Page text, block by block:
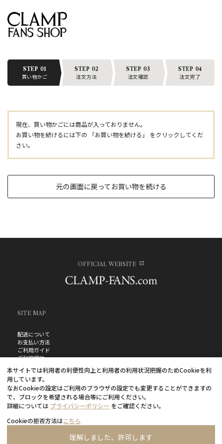
STEP 01
買い物かご
STEP 02
注文方法
STEP 03
注文確認
STEP 04
注文完了
現在、買い物かごには商品が入っておりません。
お買い物を続けるには下の 「お買い物を続ける」 をクリックしてくだ
さい。
元の画面に戻ってお買い物を続ける
OFFICIAL WEBSITE
SITE MAP
配送について
お支払い方法
ご利用ガイド
ご利用規約
プライバシーポリシー
よくあるご質問
特定商取引法に基づく表記
©CLAMP・ShigatsuTsuitachi CO.,LTD.
本サイトでは利用者の利便性向上と利用者の利用状況把握のためCookieを利
用しています。
なおCookieの設定はご利用のブラウザの設定でも変更することができますの
で、ブロックを希望される場合等にご利用ください。
詳細については プライバシーポリシー をご確認ください。
Cookieの拒否方法はこちら
理解しました、許可します